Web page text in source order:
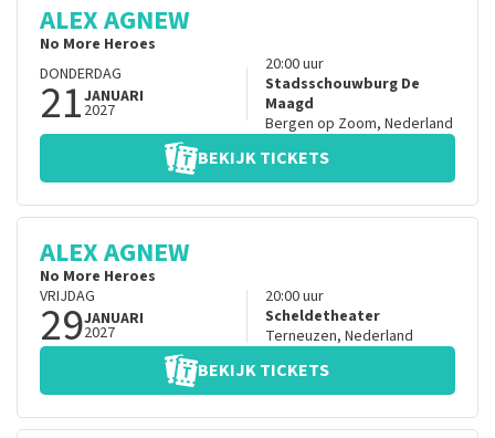
ALEX AGNEW
No More Heroes
DONDERDAG
21JANUARI
2027
20:00uur
Stadsschouwburg De
Maagd
Bergen op Zoom, Nederland
BEKIJK TICKETS
ALEX AGNEW
No More Heroes
VRIJDAG
29JANUARI
2027
20:00uur
Scheldetheater
Terneuzen, Nederland
BEKIJK TICKETS